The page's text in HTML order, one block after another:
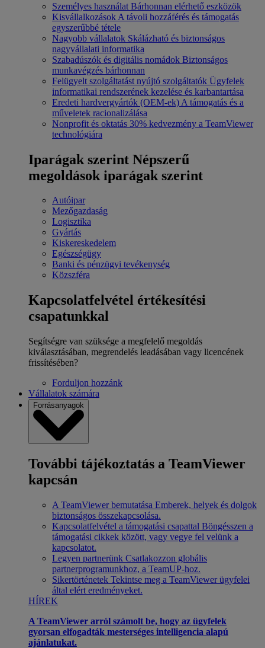
Személyes használat Bárhonnan elérhető eszközök
Kisvállalkozások A távoli hozzáférés és támogatás
egyszerűbbé tétele
Nagyobb vállalatok Skálázható és biztonságos
nagyvállalati informatika
Szabadúszók és digitális nomádok Biztonságos
munkavégzés bárhonnan
Felügyelt szolgáltatást nyújtó szolgáltatók Ügyfelek
informatikai rendszerének kezelése és karbantartása
Eredeti hardvergyártók (OEM-ek) A támogatás és a
műveletek racionalizálása
Nonprofit és oktatás 30% kedvezmény a TeamViewer
technológiára
Iparágak szerint Népszerű
megoldások iparágak szerint
Autóipar
Mezőgazdaság
Logisztika
Gyártás
Kiskereskedelem
Egészségügy
Banki és pénzügyi tevékenység
Közszféra
Kapcsolatfelvétel értékesítési
csapatunkkal
Segítségre van szüksége a megfelelő megoldás
kiválasztásában, megrendelés leadásában vagy licencének
frissítésében?
Forduljon hozzánk
Vállalatok számára
Forrásanyagok
További tájékoztatás a TeamViewer
kapcsán
A TeamViewer bemutatása Emberek, helyek és dolgok
biztonságos összekapcsolása.
Kapcsolatfelvétel a támogatási csapattal Böngésszen a
támogatási cikkek között, vagy vegye fel velünk a
kapcsolatot.
Legyen partnerünk Csatlakozzon globális
partnerprogramunkhoz, a TeamUP-hoz.
Sikertörténetek Tekintse meg a TeamViewer ügyfelei
által elért eredményeket.
HÍREK
A TeamViewer arról számolt be, hogy az ügyfelek
gyorsan elfogadták mesterséges intelligencia alapú
ajánlatukat.